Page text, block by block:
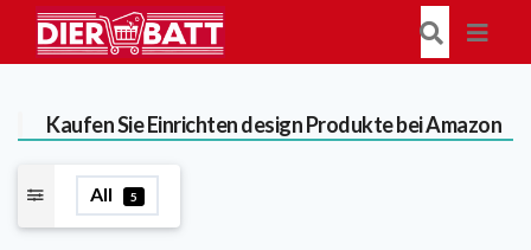
Kaufen Sie Einrichten design Produkte bei Amazon
All 5